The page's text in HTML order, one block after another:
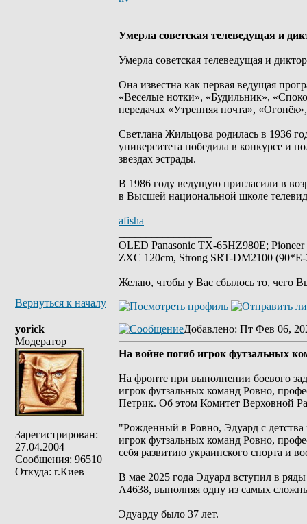
Умерла советская телеведущая и
Умерла советская телеведущая и
Она известна как первая ведущая
«Веселые нотки», «Будильник»,
передачах «Утренняя почта»,
Светлана Жильцова родилась в 1936
университета победила в конкурсе и
звездах эстрады.
В 1986 году ведущую пригласили в
в Высшей национальной школе
afisha
OLED Panasonic TX-65HZ980E;
ZXC 120cm, Strong SRT-DM2100
Желаю, чтобы у Вас сбылось то, чего
Вернуться к началу
yorick
Модератор
Зарегистрирован:
27.04.2004
Сообщения: 96510
Откуда: г.Киев
Добавлено: Пт Фев 06,
На войне погиб игрок футзальных
На фронте при выполнении боевого
игрок футзальных команд Ровно,
Петрик. Об этом Комитет Верховной
"Рожденный в Ровно, Эдуард с
игрок футзальных команд Ровно,
себя развитию украинского спорта и
В мае 2025 года Эдуард вступил в
А4638, выполняя одну из самых
Эдуарду было 37 лет.